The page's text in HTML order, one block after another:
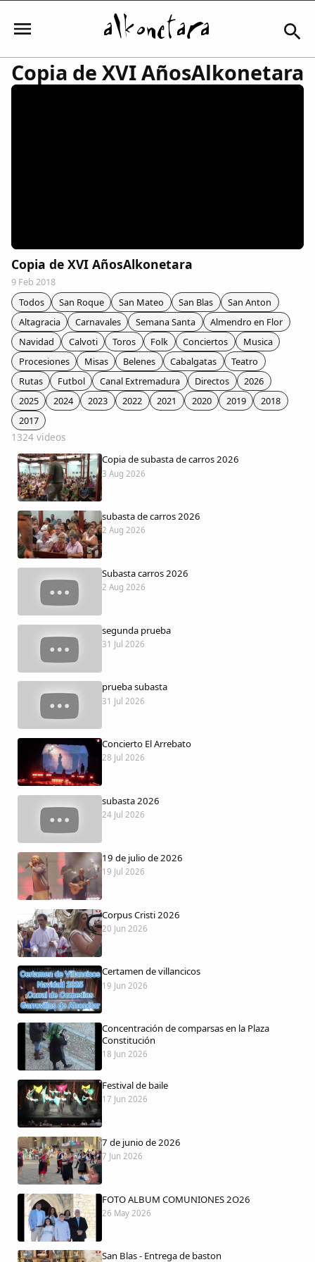
Comunidad
Colaboradores
AlkoTV
Biblioteca
Periódico Alconétar
Foros
Idiosincrasia
Diccionario
Traductor
Dichos
Cancionero Local
Apodos
Peñas
La palra
Modo oscuro
Copia de XVI AñosAlkonetara
Copia de XVI AñosAlkonetara
9 Feb 2018
Todos
San Roque San Mateo San Blas
San Anton
Altagracia
Carnavales Semana Santa
Almendro en Flor
Navidad
Calvoti Toros Folk Conciertos
Musica
Procesiones
Misas Belenes Cabalgatas
Teatro
Rutas
Futbol Canal Extremadura Directos
2026
2025
2024 2023 2022 2021 2020 2019
2018
2017
1324 videos
Copia de subasta de carros 2026
3 Aug 2026
subasta de carros 2026
2 Aug 2026
Subasta carros 2026
2 Aug 2026
segunda prueba
31 Jul 2026
prueba subasta
31 Jul 2026
Concierto El Arrebato
28 Jul 2026
subasta 2026
24 Jul 2026
19 de julio de 2026
19 Jul 2026
Corpus Cristi 2026
20 Jun 2026
Certamen de villancicos
19 Jun 2026
Concentración de comparsas en la Plaza
Constitución
18 Jun 2026
Festival de baile
17 Jun 2026
7 de junio de 2026
7 Jun 2026
FOTO ALBUM COMUNIONES 2O26
26 May 2026
San Blas - Entrega de baston
Compartir en Facebook
Compartir en Twitter
Copiar enlace